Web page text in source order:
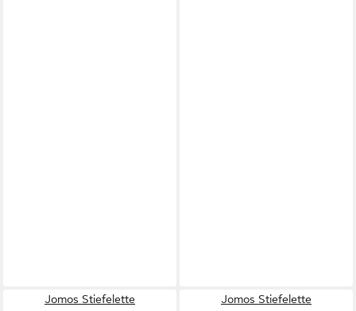
Jomos Stiefelette Jomos Stiefelette